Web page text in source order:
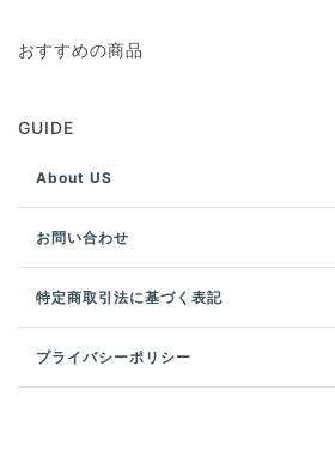
おすすめの商品
GUIDE
About US
お問い合わせ
特定商取引法に基づく表記
プライバシーポリシー